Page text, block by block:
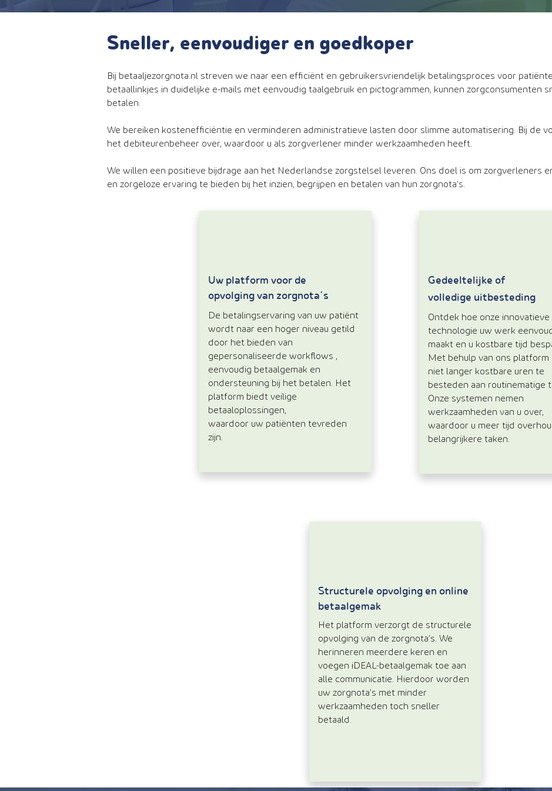
Sneller, eenvoudiger en goedkoper
Bij betaaljezorgnota.nl streven we naar een efficiënt en gebruikersvriendelijk betalingsproces voor
betaallinkjes in duidelijke e-mails met eenvoudig taalgebruik en pictogrammen, kunnen zorgconsumenten
betalen.
We bereiken kostenefficiëntie en verminderen administratieve lasten door slimme automatisering. Bij de
het debiteurenbeheer over, waardoor u als zorgverlener minder werkzaamheden heeft.
We willen een positieve bijdrage aan het Nederlandse zorgstelsel leveren. Ons doel is om zorgverleners
en zorgeloze ervaring te bieden bij het inzien, begrijpen en betalen van hun zorgnota’s.
Uw platform voor de
opvolging van zorgnota’s
De betalingservaring van uw patiënt
wordt naar een hoger niveau getild
door het bieden van
gepersonaliseerde workflows ,
eenvoudig betaalgemak en
ondersteuning bij het betalen. Het
platform biedt veilige
betaaloplossingen,
waardoor uw patiënten tevreden
zijn.
Gedeeltelijke of
volledige uitbesteding
Ontdek hoe onze innovatieve
technologie uw werk
maakt en u kostbare tijd
Met behulp van ons platform
niet langer kostbare uren te
besteden aan routinematige
Onze systemen nemen
werkzaamheden van u over,
waardoor u meer tijd
belangrijkere taken.
Structurele opvolging en online
betaalgemak
Het platform verzorgt de structurele
opvolging van de zorgnota’s. We
herinneren meerdere keren en
voegen iDEAL-betaalgemak toe aan
alle communicatie. Hierdoor worden
uw zorgnota’s met minder
werkzaamheden toch sneller
betaald.